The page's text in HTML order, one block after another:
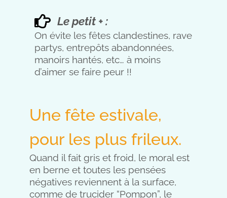
Le petit + :
On évite les fêtes clandestines, rave
partys, entrepôts abandonnées,
manoirs hantés, etc… à moins
d’aimer se faire peur !!
Une fête estivale,
pour les plus frileux.
Quand il fait gris et froid, le moral est
en berne et toutes les pensées
négatives reviennent à la surface,
comme de trucider “Pompon”, le